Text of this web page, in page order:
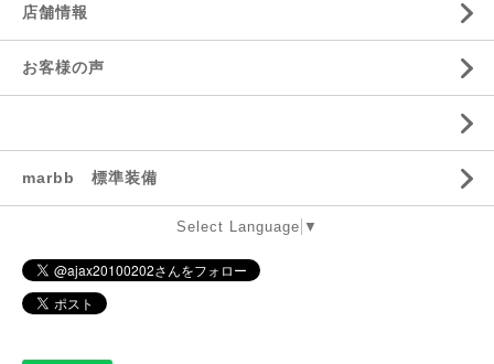
店舗情報
お客様の声
marbb 標準装備
Select Language ▼